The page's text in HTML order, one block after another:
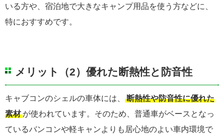
いる方や、宿泊地で大きなキャンプ用品を使う方などに、
特におすすめです。
メリット（2）優れた断熱性と防音性
キャブコンのシェルの車体には、
断熱性や防音性に優れた
素材 が使われています。そのため、普通車がベースとなっ
ているバンコンや軽キャンよりも居心地のよい車内環境で